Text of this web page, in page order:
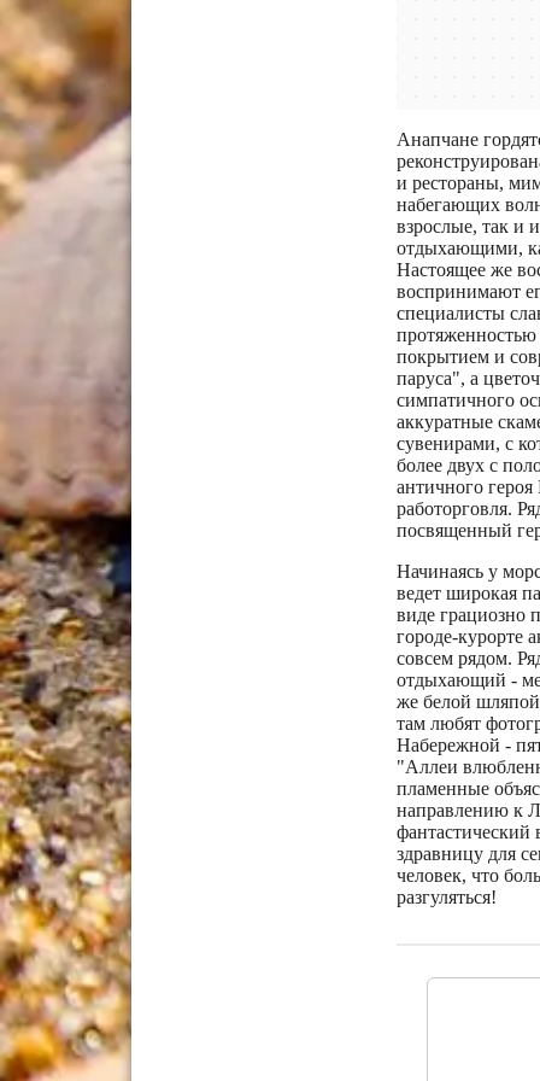
Анапчане
и рестораны,
набегающих
взрослые, так и
отдыхающими,
Настоящее же
воспринимают
специалисты
покрытием и
паруса", а
симпатичного
аккуратные
сувенирами, с
более двух с
античного
работорговля.
посвященный
Начинаясь у
ведет широкая
виде грациозно
городе-курорте
совсем рядом.
отдыхающий -
же белой
там любят
Набережной -
"Аллеи
пламенные
направлению к
фантастический
здравницу для
человек, что
разгуляться!